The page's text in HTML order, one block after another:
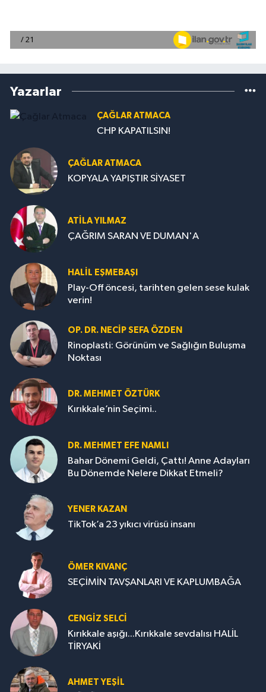
Yazarlar
ÇAĞLAR ATMACA
CHP KAPATILSIN!
ÇAĞLAR ATMACA
KOPYALA YAPIŞTIR SİYASET
ATILA YILMAZ
ÇAĞRIM SARAN VE DUMAN'A
HALIL EŞMEBAŞI
Play-Off öncesi, tarihten gelen sese kulak
verin!
OP. DR. NECIP SEFA ÖZDEN
Rinoplasti: Görünüm ve Sağlığın Buluşma
Noktası
DR. MEHMET ÖZTÜRK
Kırıkkale’nin Seçimi..
DR. MEHMET EFE NAMLI
Bahar Dönemi Geldi, Çattı! Anne Adayları
Bu Dönemde Nelere Dikkat Etmeli?
YENER KAZAN
TikTok’a 23 yıkıcı virüsü insanı
ÖMER KIVANÇ
SEÇİMİN TAVŞANLARI VE KAPLUMBAĞA
CENGİZ SELCİ
Kırıkkale aşığı...Kırıkkale sevdalısı HALİL
TİRYAKİ
AHMET YEŞİL